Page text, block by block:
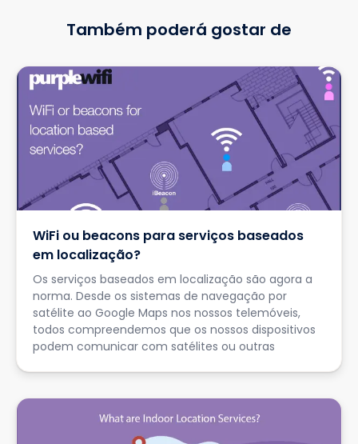
Também poderá gostar de
WiFi ou beacons para serviços baseados
em localização?
Os serviços baseados em localização são agora a
norma. Desde os sistemas de navegação por
satélite ao Google Maps nos nossos telemóveis,
todos compreendemos que os nossos dispositivos
podem comunicar com satélites ou outras